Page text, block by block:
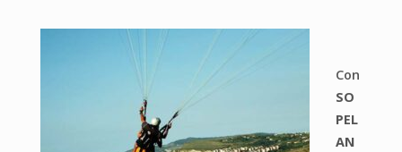
Con
SO
PEL
AN